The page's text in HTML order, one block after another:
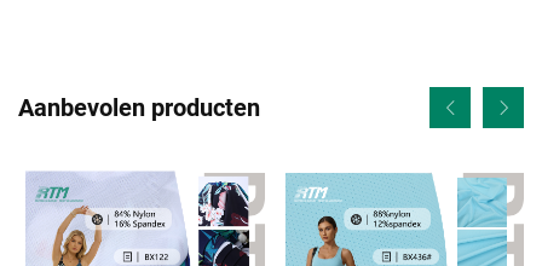
Aanbevolen producten